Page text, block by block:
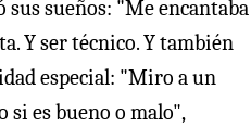
sueños: "Me encantaba
Y ser técnico. Y también
especial: "Miro a un
es bueno o malo",